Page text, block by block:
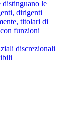
distinguano le
dirigenti
titolari di
funzioni
discrezionali